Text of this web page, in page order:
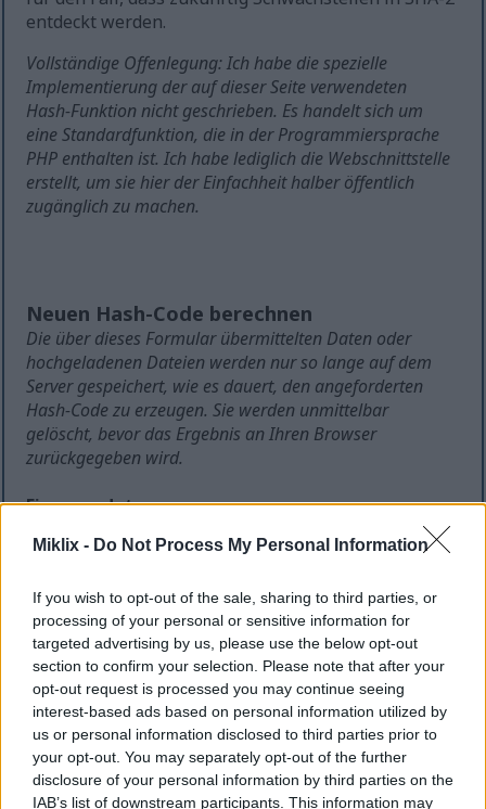
Miklix - Do Not Process My Personal Information
If you wish to opt-out of the sale, sharing to third parties, or
processing of your personal or sensitive information for
targeted advertising by us, please use the below opt-out
section to confirm your selection. Please note that after your
opt-out request is processed you may continue seeing
interest-based ads based on personal information utilized by
us or personal information disclosed to third parties prior to
your opt-out. You may separately opt-out of the further
disclosure of your personal information by third parties on the
IAB’s list of downstream participants. This information may
entdeckt werden.
Vollständige Offenlegung: Ich habe die spezielle
Implementierung der auf dieser Seite verwendeten
Hash-Funktion nicht geschrieben. Es handelt sich um
eine Standardfunktion, die in der Programmiersprache
PHP enthalten ist. Ich habe lediglich die Webschnittstelle
erstellt, um sie hier der Einfachheit halber öffentlich
zugänglich zu machen.
Neuen Hash-Code berechnen
Die über dieses Formular übermittelten Daten oder
hochgeladenen Dateien werden nur so lange auf dem
Server gespeichert, wie es dauert, den angeforderten
Hash-Code zu erzeugen. Sie werden unmittelbar
gelöscht, bevor das Ergebnis an Ihren Browser
zurückgegeben wird.
Eingangsdaten:
Führende und nachgestellte Leerzeichen
entfernen?
Der übermittelte Text ist UTF-8 kodiert. Da Hash-Funktionen mit
binären Daten arbeiten, wird das Ergebnis anders ausfallen, als
wenn der Text in einer anderen Kodierung vorliegt. Wenn Sie